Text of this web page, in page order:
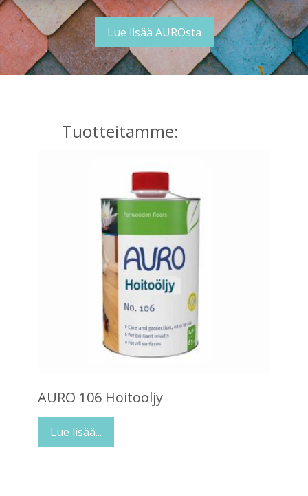
Lue lisää AUROsta
Tuotteitamme:
AURO 106 Hoitoöljy
Lue lisää...